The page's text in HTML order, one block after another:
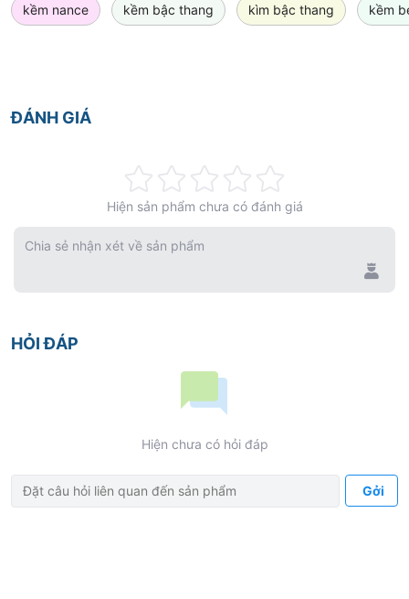
kềm nance kềm bậc thang kìm bậc thang kềm
ĐÁNH GIÁ
0%
Hiện sản phẩm chưa có đánh giá
Chia sẻ nhận xét về sản phẩm
HỎI ĐÁP
Hiện chưa có hỏi đáp
Gởi